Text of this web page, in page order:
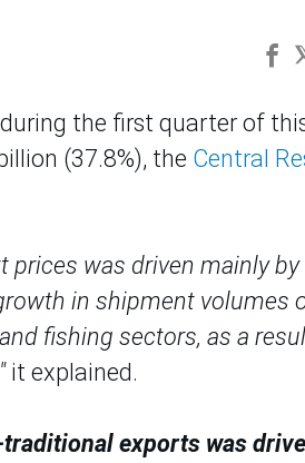
the first quarter of
(37.8%), the Central
prices was driven mainly
in shipment volumes
fishing sectors, as a
it explained.
exports was